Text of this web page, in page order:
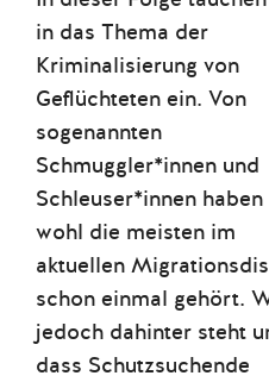
in das Thema der
Kriminalisierung von
Geflüchteten ein. Von
sogenannten
Schmuggler*innen und
Schleuser*innen haben
wohl die meisten im
aktuellen
schon einmal gehört.
jedoch dahinter steht
dass Schutzsuchende